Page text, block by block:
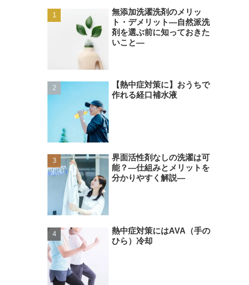
無添加洗濯洗剤のメリッ
ト・デメリット―自然派洗
剤を選ぶ前に知っておきた
いこと―
【熱中症対策に】おうちで
作れる経口補水液
界面活性剤なしの洗濯は可
能？―仕組みとメリットを
分かりやすく解説―
熱中症対策にはAVA（手の
ひら）冷却